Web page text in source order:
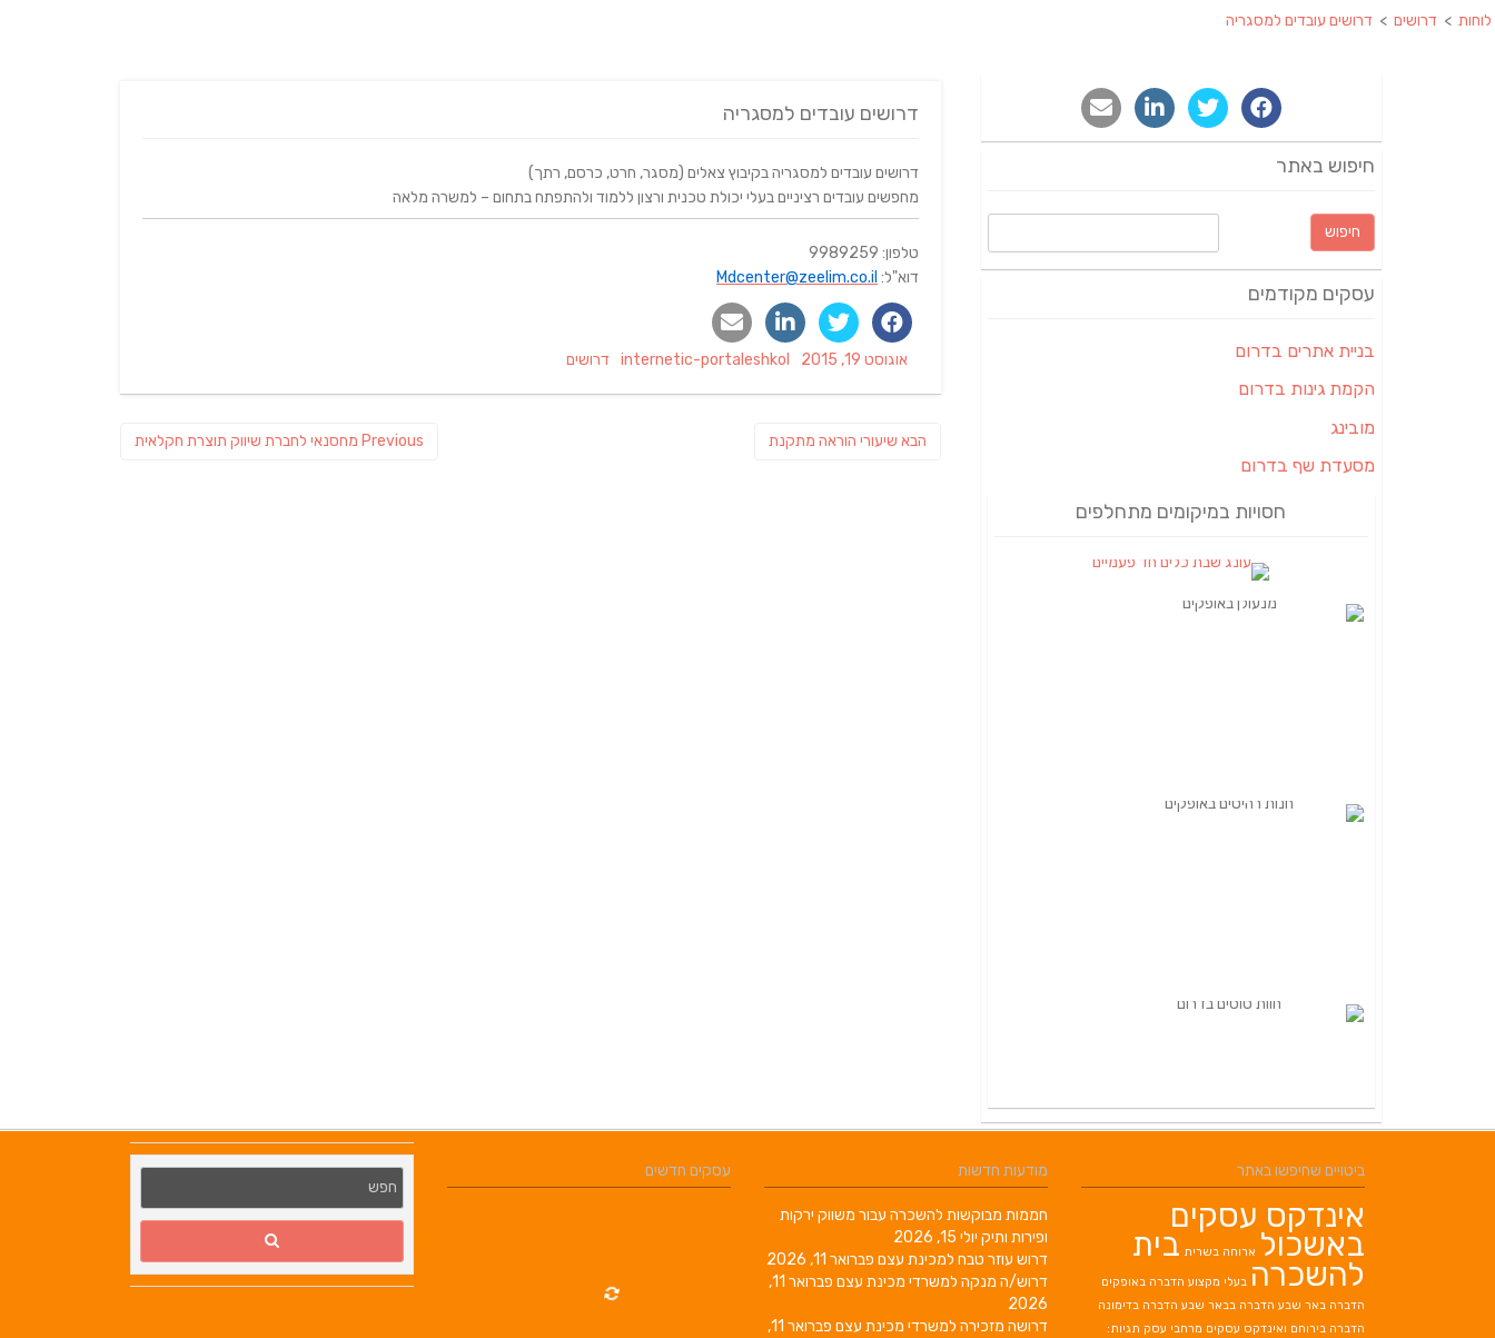
לוחות > דרושים > דרושים עובדים למסגריה
דרושים עובדים למסגריה
דרושים עובדים למסגריה בקיבוץ צאלים (מסגר, חרט, כרסם, רתך)
מחפשים עובדים רציניים בעלי יכולת טכנית ורצון ללמוד ולהתפתח בתחום – למשרה מלאה
טלפון: 9989259
דוא"ל: Mdcenter@zeelim.co.il
Posted
אוגוסט 19, 2015 Author
internetic-portaleshkol
Categories
דרושים
Previous
Previous
מחסנאי לחברת שיווק תוצרת חקלאית הבא פוסט
שיעורי הוראה מתקנת
חיפוש באתר
חיפוש:
עסקים מקודמים
בניית אתרים בדרום
הקמת גינות בדרום
מובינג
מסעדת שף בדרום
חסויות במיקומים מתחלפים
עסקים חדשים מודעות חדשות
חממות מבוקשות להשכרה עבור משווק ירקות
ופירות ותיק יולי 15, 2026
דרוש עוזר טבח למכינת עצם פברואר 11, 2026
דרוש/ה מנקה למשרדי מכינת עצם
פברואר 11,
2026
דרושה מזכירה למשרדי מכינת עצם
פברואר 11,
ביטויים שחיפשו באתר
אינדקס עסקים
באשכול ארוחה בשרית בית
להשכרה בעלי מקצוע הדברה באופקים
הדברה באר שבע הדברה בבאר שבע הדברה בדימונה
הדברה בירוחם ואינדקס עסקים מרחבי עסק תגיות: